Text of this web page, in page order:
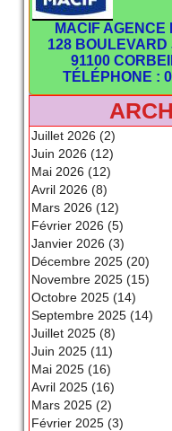
MACIF
128
91100
TÉLÉPHONE :
Juillet 2026 (2)
Juin 2026 (12)
Mai 2026 (12)
Avril 2026 (8)
Mars 2026 (12)
Février 2026 (5)
Janvier 2026 (3)
Décembre 2025 (20)
Novembre 2025 (15)
Octobre 2025 (14)
Septembre 2025 (14)
Juillet 2025 (8)
Juin 2025 (11)
Mai 2025 (16)
Avril 2025 (16)
Mars 2025 (2)
Février 2025 (3)